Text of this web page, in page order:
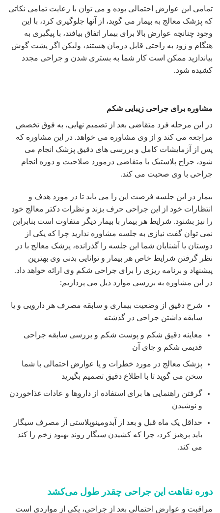
تمامی این عوارض احتمالی بوده و می توان با رعایت تمامی نکاتی
که پزشک معالج به بیمار می گوید، از آنها جلوگیری کرد، با این
وجود چنانچه عوارض بالا برای بیمار اتفاق بیافتد، با پیگیری به
هنگام و زود به راحتی قابل درمان هستند، ولیکن اگر پشت گوش
بیاندازید ممکن است کار شما به بستری شدن و جراحی مجدد
کشیده شود.
مشاوره برای جراحی زیبایی شکم
در این مرحله فرد متقاضی بعد از تصمیم نهایی، به فوق تخصص
مراجعه می کند و از وی مشاوره می خواهد. در این مشاوره که
پس از آزمایشات کامل و بررسی های دقیق پزشک انجام می
شود، جراح پلاستیک با متقاضی درمورد صلاحیت و دوره انجام
جراحی با وی صحبت می کند.
بیمار در این جلسه فرصت این را می یابد تا در مورد هدف و
انتظارات خود از این جراحی حرف بزند و نظرات دکتر معالج خود
را نیز بشنود. شرایط هر بیمار با بیمار دیگر متفاوت است بنابراین
نمی توان گفت نیازی به جلسه مشاوره ندارید چرا که یکی از
دوستان یا آشنایان شما این جلسه را گذرانده، پزشک معالج با در
نظر گرفتن شرایط خاص هر بیمار و توانایی بدنی وی بهترین
پیشنهاد و برنامه ریزی را برای جراحی شکم وی ارائه خواهد داد.
در این مشاوره به بررسی موارد ذیل می پردازیم:
شرح دقیق از وضعیت بیماری و سابقه مصرف هر دارویی و یا
سابقه داشتن جراحی در گذشته
معاینه دقیق شکم و پوست شکم و بررسی سابقه جراحی
قدیمی شکم و جای آن
پزشک معالج در مورد خطرات و یا عوارض احتمالی با شما
سخن می گوید تا با اطلاع دقیق تصمیم بگیرید
گرفتن راهنمایی ها برای استفاده از داروها و عادات غذاخوردن
و نوشیدن
حداقل یک ماه قبل و بعد از آبدومینوپلاستی از مصرف سیگار
باید پرهیز کرد، چرا که کشیدن سیگار روند بهبود زخم را کند
می کند.
دوره نقاهت این جراحی چقدر طول می‌کشد
مراقبت و عوارض احتمالی بعد از جراحی، یکی از مواردی است